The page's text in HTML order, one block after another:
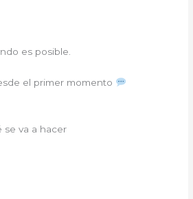
es posible.
el primer momento
se va a hacer